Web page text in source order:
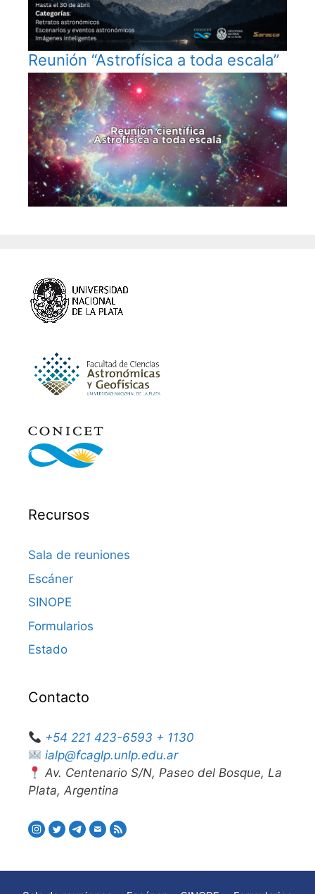
Reunión “Astrofísica a toda escala”
Recursos
Sala de reuniones
Escáner
SINOPE
Formularios
Estado
Contacto
+54 221 423-6593 + 1130
ialp@fcaglp.unlp.edu.ar
Av. Centenario S/N, Paseo del Bosque, La
Plata, Argentina